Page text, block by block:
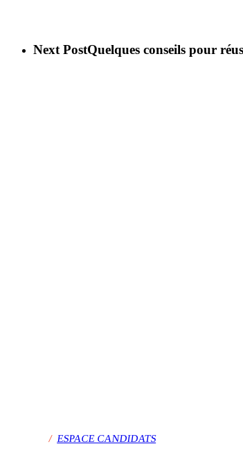
Next PostQuelques conseils pour
/ ESPACE CANDIDATS